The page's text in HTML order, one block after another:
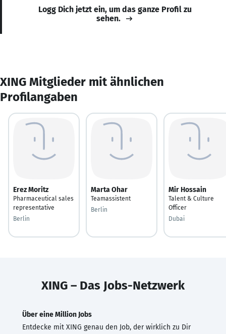
Logg Dich jetzt ein, um das ganze Profil zu
sehen.
XING Mitglieder mit ähnlichen
Profilangaben
Erez Moritz
Pharmaceutical sales
representative
Berlin
Marta Ohar
Teamassistent
Berlin
Mir Hossain
Talent & Culture
Officer
Dubai
XING – Das Jobs-Netzwerk
Über eine Million Jobs
Entdecke mit XING genau den Job, der wirklich zu Dir